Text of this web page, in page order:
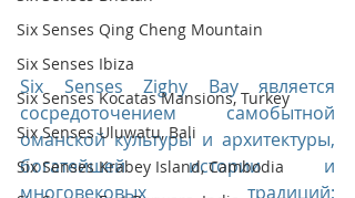
Six Senses Qing Cheng Mountain
Six Senses Ibiza
Six Senses Kocatas Mansions, Turkey
Six Senses Uluwatu, Bali
Six Senses Krabey Island, Cambodia
Six Senses Zighy Bay является
сосредоточением самобытной
оманской культуры и архитектуры,
богатейшей истории и
многовековых традиций;